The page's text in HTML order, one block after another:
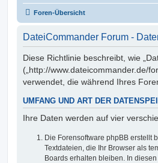
Foren-Übersicht
DateiCommander Forum -
Diese Richtlinie beschreibt, wie
(„http://www.dateicommander.de/
verwendet, die während Ihres
UMFANG UND ART DER
Ihre Daten werden auf vier
Die Forensoftware phpBB erstellt
Textdateien, die Ihr Browser als
Boards erhalten bleiben. In